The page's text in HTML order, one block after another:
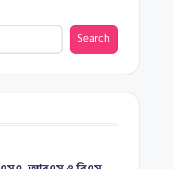
Search